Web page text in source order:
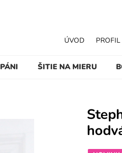
PÁNI ŠITIE NA MIERU
ÚVOD PROFIL